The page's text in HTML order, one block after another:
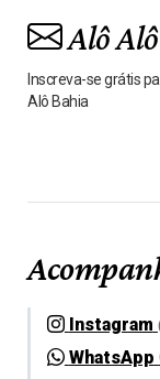
Alô
Inscreva-se grátis
Alô Bahia
Instagram
WhatsApp